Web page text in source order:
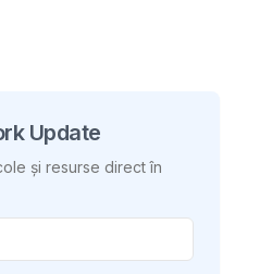
Update
și resurse direct în